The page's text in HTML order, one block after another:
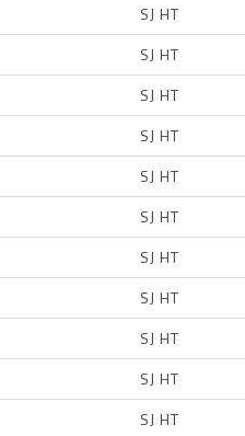
SJ HT
SJ HT
SJ HT
SJ HT
SJ HT
SJ HT
SJ HT
SJ HT
SJ HT
SJ HT
SJ HT